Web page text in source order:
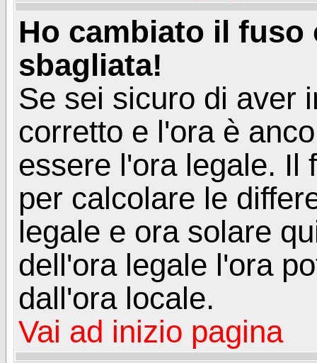
Ho cambiato il fuso
sbagliata!
Se sei sicuro di aver
corretto e l'ora è
essere l'ora legale. Il
per calcolare le
legale e ora solare
dell'ora legale l'ora
dall'ora locale.
Vai ad inizio pagina